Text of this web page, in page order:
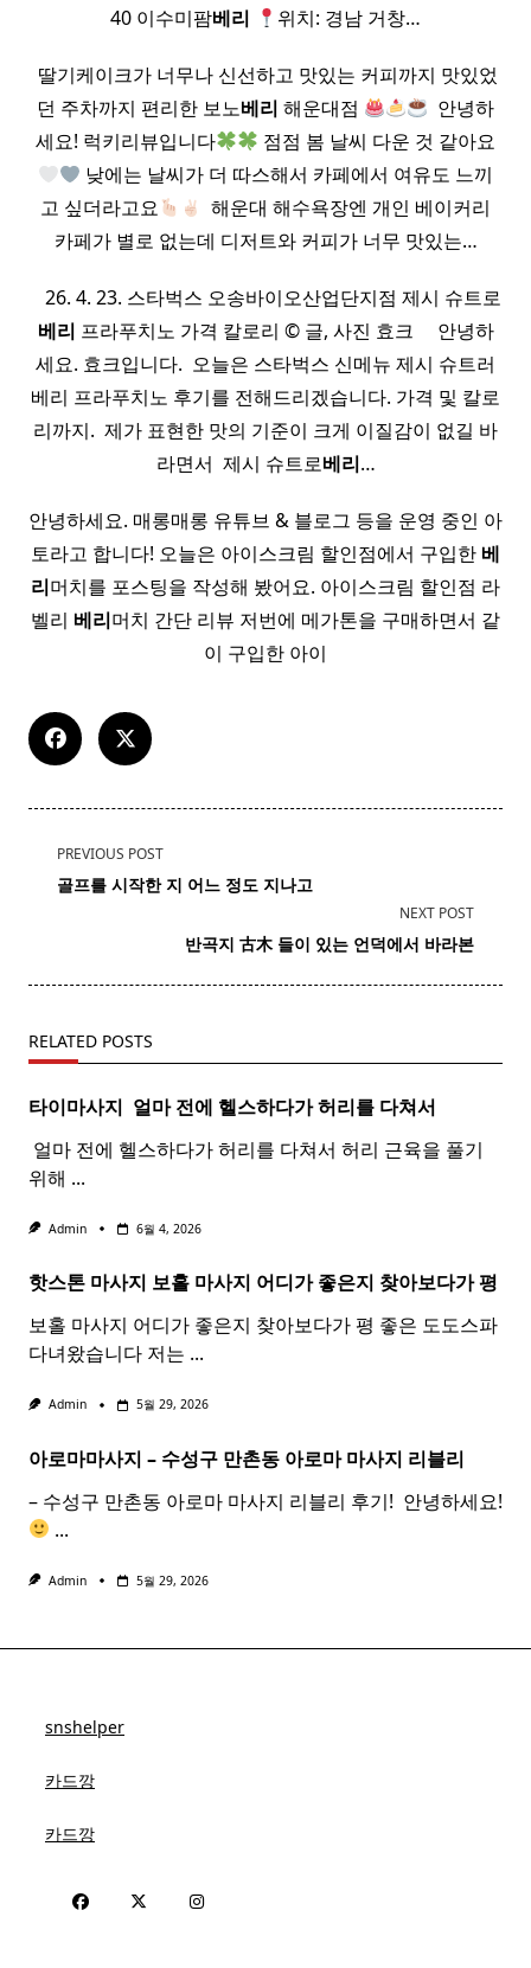
40 이수미팜베리 위치: 경남 거창…
​ 딸기케이크가 너무나 신선하고 맛있는 커피까지 맛있었
던 주차까지 편리한 보노베리 해운대점
​ 안녕하
세요! 럭키리뷰입니다
점점 봄 날씨 다운 것 같아요
낮에는 날씨가 더 따스해서 카페에서 여유도 느끼
고 싶더라고요
​ 해운대 해수욕장엔 개인 베이커리
카페가 별로 없는데 디저트와 커피가 너무 맛있는…
​ ​ ​ 26. 4. 23. 스타벅스 오송바이오산업단지점 제시 슈트로
베리 프라푸치노 가격 칼로리 © 글, 사진 효크 ​ ​ ​ ​ 안녕하
세요. 효크입니다. ​ 오늘은 스타벅스 신메뉴 제시 슈트러
베리 프라푸치노 후기를 전해드리겠습니다. 가격 및 칼로
리까지. ​ 제가 표현한 맛의 기준이 크게 이질감이 없길 바
라면서 ​ 제시 슈트로베리…
안녕하세요. 매롱매롱 유튜브 & 블로그 등을 운영 중인 아
토라고 합니다! 오늘은 아이스크림 할인점에서 구입한 베
리머치를 포스팅을 작성해 봤어요. 아이스크림 할인점 라
벨리 베리머치 간단 리뷰 저번에 메가톤을 구매하면서 같
이 구입한 아이
<span
class="nav-
text">Page</span>
PREVIOUS POST
골프를 시작한 지 어느 정도 지나고
NEXT POST
반곡지 古木 들이 있는 언덕에서 바라본
RELATED POSTS
타이마사지 ​ 얼마 전에 헬스하다가 허리를 다쳐서
​ 얼마 전에 헬스하다가 허리를 다쳐서 허리 근육을 풀기
위해 ...
Admin 6월 4, 2026
핫스톤 마사지 보홀 마사지 어디가 좋은지 찾아보다가 평
보홀 마사지 어디가 좋은지 찾아보다가 평 좋은 도도스파
다녀왔습니다 저는 ...
Admin 5월 29, 2026
아로마마사지 – 수성구 만촌동 아로마 마사지 리블리
– 수성구 만촌동 아로마 마사지 리블리 후기! ​ 안녕하세요!
...
Admin 5월 29, 2026
snshelper
카드깡
카드깡